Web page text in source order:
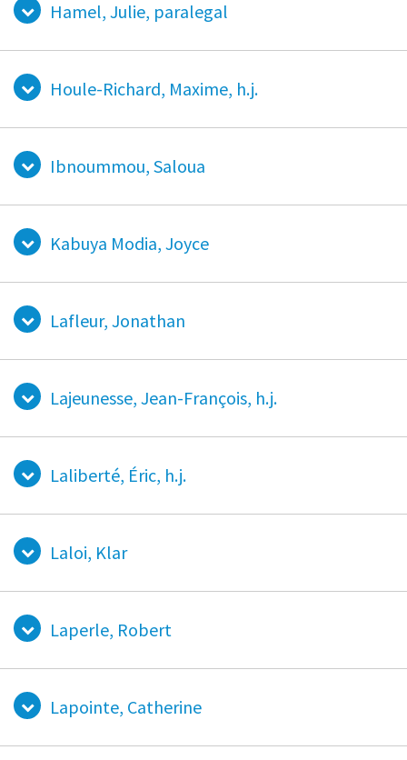
Hamel, Julie, paralegal
Houle-Richard, Maxime, h.j.
Ibnoummou, Saloua
Kabuya Modia, Joyce
Lafleur, Jonathan
Lajeunesse, Jean-François, h.j.
Laliberté, Éric, h.j.
Laloi, Klar
Laperle, Robert
Lapointe, Catherine